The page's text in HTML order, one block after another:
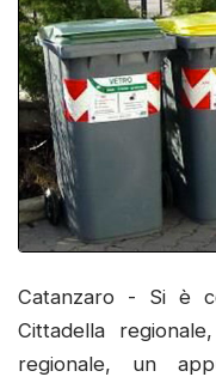
Catanzaro - Si è
Cittadella
regionale, un